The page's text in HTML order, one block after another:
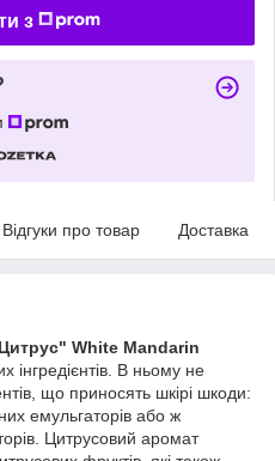
з
Відгуки про товар Доставка
White Mandarin
інгредієнтів. В ньому не
що приносять шкірі шкоди:
емульгаторів або ж
Цитрусовий аромат